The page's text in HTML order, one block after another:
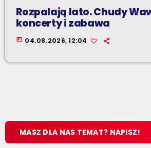
Rozpalają lato. Chudy
koncerty i zabawa
today 04.08.2026, 12:04
MASZ DLA NAS TEMAT? NAPISZ!